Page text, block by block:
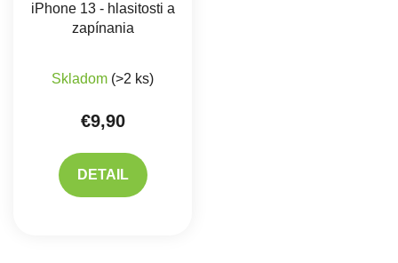
iPhone 13 - hlasitosti a
zapínania
Skladom (>2 ks)
€9,90
DETAIL